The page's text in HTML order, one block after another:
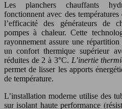
Les planchers chauffants
fonctionnent avec des
l’efficacité des générateurs de
pompes à chaleur. Cette
rayonnement assure une
un confort thermique supérieur
réduites de 2 à 3°C. L’inertie
permet de lisser les apports
de température.
L’installation moderne utilise des
sur isolant haute performance